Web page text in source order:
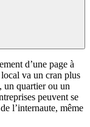
d’une page à
va un cran plus
un quartier ou un
peuvent se
l’internaute, même